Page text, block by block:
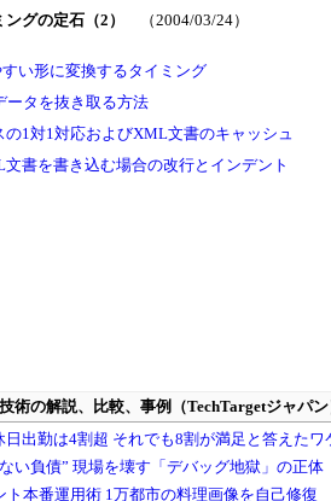
ングの定石（2） （2004/03/24）
い形に変換するタイミング
ータを抜き取る方法
1対1対応およびXML文書のキャッシュ
書を書き込む場合の改行とインデント